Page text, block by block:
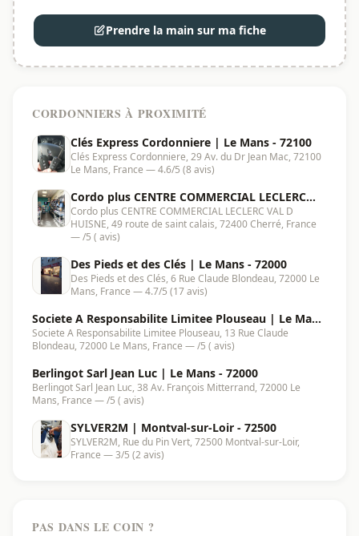
Prendre la main sur ma fiche
CORDONNIERS À PROXIMITÉ
Clés Express Cordonniere | Le Mans - 72100
Clés Express Cordonniere, 29 Av. du Dr Jean Mac, 72100
Le Mans, France — 4.6/5 (8 avis)
Cordo plus CENTRE COMMERCIAL LECLERC
VAL D HUISNE | Cherré - 72400
Cordo plus CENTRE COMMERCIAL LECLERC VAL D
HUISNE, 49 route de saint calais, 72400 Cherré, France
— /5 ( avis)
Des Pieds et des Clés | Le Mans - 72000
Des Pieds et des Clés, 6 Rue Claude Blondeau, 72000 Le
Mans, France — 4.7/5 (17 avis)
Societe A Responsabilite Limitee Plouseau | Le Mans
- 72000
Societe A Responsabilite Limitee Plouseau, 13 Rue Claude
Blondeau, 72000 Le Mans, France — /5 ( avis)
Berlingot Sarl Jean Luc | Le Mans - 72000
Berlingot Sarl Jean Luc, 38 Av. François Mitterrand, 72000 Le
Mans, France — /5 ( avis)
SYLVER2M | Montval-sur-Loir - 72500
SYLVER2M, Rue du Pin Vert, 72500 Montval-sur-Loir,
France — 3/5 (2 avis)
PAS DANS LE COIN ?